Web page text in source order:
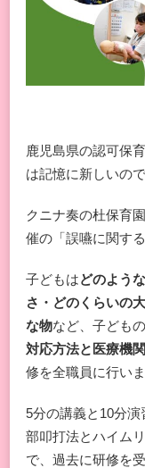
鹿児島県の認可保
は記憶に新しいの
クニナ奏の杜保育
催の「誤嚥に関す
子どもはどのよう
さ・どのくらいの
な物など、子ども
対応方法と医療機
修を全職員に行いま
5分の講義と10分
部叩打法とハイム
で、過去に研修を